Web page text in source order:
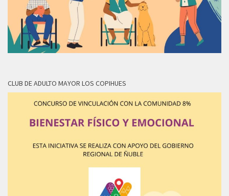
CLUB DE ADULTO MAYOR LOS COPIHUES